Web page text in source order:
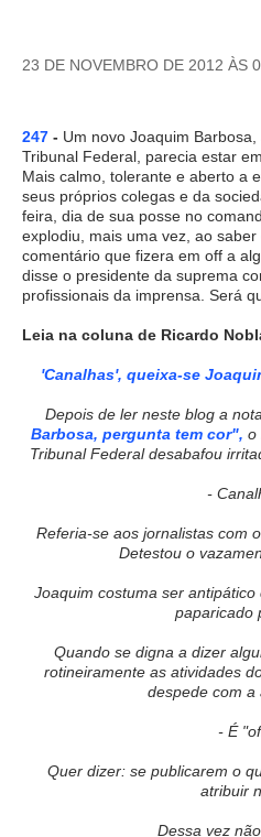
23 DE NOVEMBRO DE 2012 ÀS
247 - Um novo Joaquim
Tribunal Federal, parecia estar
Mais calmo, tolerante e aberto a
seus próprios colegas e da
feira, dia de sua posse no
explodiu, mais uma vez, ao
comentário que fizera em off a
disse o presidente da suprema
profissionais da imprensa. Será
Leia na coluna de Ricardo
'Canalhas', queixa-se
Depois de ler neste blog a nota
Barbosa, pergunta tem cor", o
Tribunal Federal desabafou
-
Referia-se aos jornalistas com
Detestou o
Joaquim costuma ser
paparicado
Quando se digna a dizer
rotineiramente as atividades
despede com a
- É
Quer dizer: se publicarem o
atribuir
Dessa vez